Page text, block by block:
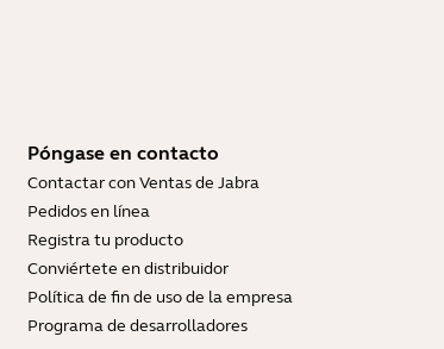
Póngase en contacto
Contactar con Ventas de Jabra
Pedidos en línea
Registra tu producto
Conviértete en distribuidor
Política de fin de uso de la empresa
Programa de desarrolladores